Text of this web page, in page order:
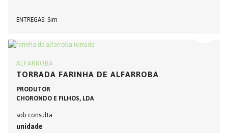
ENTREGAS Sim
ALFARROBA
TORRADA FARINHA DE ALFARROBA
PRODUTOR
CHORONDO E FILHOS, LDA
sob consulta
unidade